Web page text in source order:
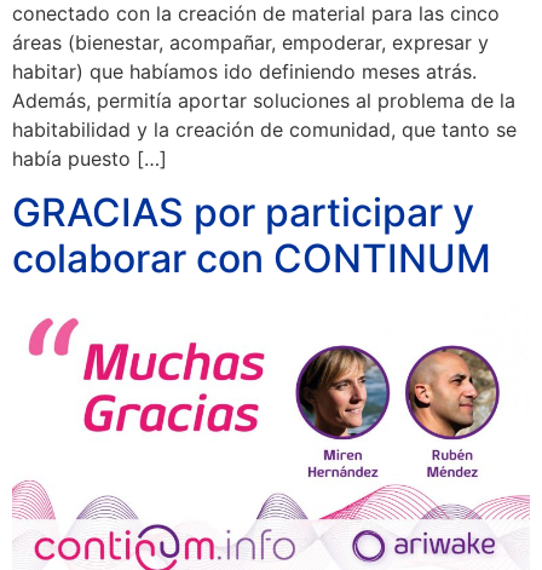
conectado con la creación de material para las cinco
áreas (bienestar, acompañar, empoderar, expresar y
habitar) que habíamos ido definiendo meses atrás.
Además, permitía aportar soluciones al problema de la
habitabilidad y la creación de comunidad, que tanto se
había puesto […]
GRACIAS por participar y
colaborar con CONTINUM